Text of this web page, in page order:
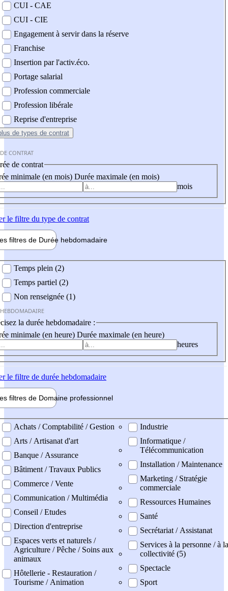
CUI - CAE
CUI - CIE
Engagement à servir dans la réserve
Franchise
Insertion par l'activ.éco.
Portage salarial
Profession commerciale
Profession libérale
Reprise d'entreprise
de types de contrat
CONTRAT
de contrat
minimale (en mois) Durée maximale (en mois)
mois
le filtre du type de contrat
filtres de Durée hebdomadaire
Temps plein (2)
Temps partiel (2)
Non renseignée (1)
la durée hebdomadaire :
minimale (en heure) Durée maximale (en heure)
heures
le filtre de durée hebdomadaire
filtres de Domaine professionnel
professionel
Achats / Comptabilité / Gestion
Arts / Artisanat d'art
Banque / Assurance
Bâtiment / Travaux Publics
Commerce / Vente
Communication / Multimédia
Conseil / Etudes
Direction d'entreprise
Espaces verts et naturels /
Agriculture / Pêche / Soins aux
animaux
Hôtellerie - Restauration /
Tourisme / Animation
Industrie
Informatique /
Télécommunication
Installation / Maintenance
Marketing / Stratégie
commerciale
Ressources Humaines
Santé
Secrétariat / Assistanat
Services à la personne / à la
collectivité (5)
Spectacle
Sport